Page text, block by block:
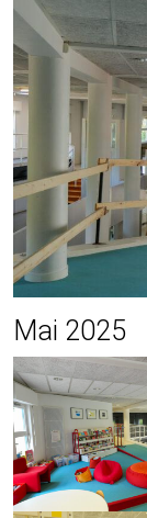
Mai 2025